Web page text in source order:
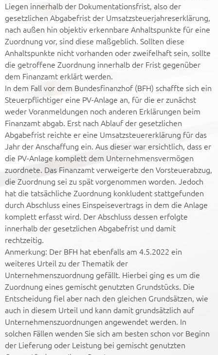
Liegen innerhalb der Dokumentationsfrist, also der
gesetzlichen Abgabefrist der Umsatzsteuerjahreserklärung,
nach außen hin objektiv erkennbare Anhaltspunkte für eine
Zuordnung vor, sind diese maßgeblich. Sollten diese
Anhaltspunkte nicht vorhanden oder zweifelhaft sein, sollte
die getroffene Zuordnung innerhalb der Frist gegenüber
dem Finanzamt erklärt werden.
In dem Fall vor dem Bundesfinanzhof (BFH) schaffte sich ein
Steuerpflichtiger eine PV-Anlage an, für die er zunächst
weder Voranmeldungen noch anderen Erklärungen beim
Finanzamt abgab. Erst nach Ablauf der gesetzlichen
Abgabefrist reichte er eine Umsatzsteuererklärung für das
Jahr der Anschaffung ein. Aus dieser war ersichtlich, dass er
die PV-Anlage komplett dem Unternehmensvermögen
zuordnete. Das Finanzamt verweigerte den Vorsteuerabzug,
die Zuordnung sei zu spät vorgenommen worden. Jedoch
hat die tatsächliche Zuordnung konkludent stattgefunden
durch Abschluss eines Einspeisevertrags in dem die Anlage
komplett erfasst wird. Der Abschluss dessen erfolgte
innerhalb der gesetzlichen Abgabefrist und damit
rechtzeitig.
Anmerkung: Der BFH hat ebenfalls am 4.5.2022 ein
weiteres Urteil zu der Thematik der
Unternehmenszuordnung gefällt. Hierbei ging es um die
Zuordnung eines gemischt genutzten Grundstücks. Die
Entscheidung fiel aber nach den gleichen Grundsätzen, wie
auch in diesem Urteil und kann damit grundsätzlich auf
Unternehmenszuordnungen angewendet werden. In
solchen Fällen wenden Sie sich am besten schon vor Beginn
der Lieferung oder Leistung bei gemischt genutzten